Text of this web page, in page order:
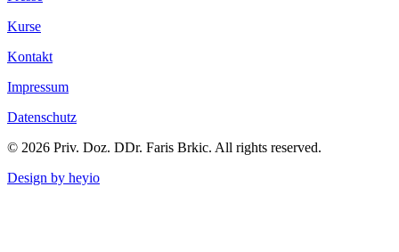
Kurse
Kontakt
Impressum
Datenschutz
© 2026 Priv. Doz. DDr. Faris Brkic. All rights reserved.
Design by heyio